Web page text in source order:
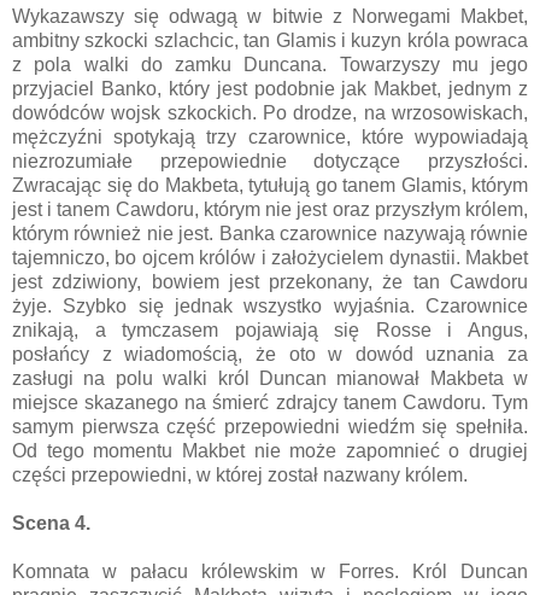
Wykazawszy się odwagą w bitwie z Norwegami Makbet,
ambitny szkocki szlachcic, tan Glamis i kuzyn króla powraca
z pola walki do zamku Duncana. Towarzyszy mu jego
przyjaciel Banko, który jest podobnie jak Makbet, jednym z
dowódców wojsk szkockich. Po drodze, na wrzosowiskach,
mężczyźni spotykają trzy czarownice, które wypowiadają
niezrozumiałe przepowiednie dotyczące przyszłości.
Zwracając się do Makbeta, tytułują go tanem Glamis, którym
jest i tanem Cawdoru, którym nie jest oraz przyszłym królem,
którym również nie jest. Banka czarownice nazywają równie
tajemniczo, bo ojcem królów i założycielem dynastii. Makbet
jest zdziwiony, bowiem jest przekonany, że tan Cawdoru
żyje. Szybko się jednak wszystko wyjaśnia. Czarownice
znikają, a tymczasem pojawiają się Rosse i Angus,
posłańcy z wiadomością, że oto w dowód uznania za
zasługi na polu walki król Duncan mianował Makbeta w
miejsce skazanego na śmierć zdrajcy tanem Cawdoru. Tym
samym pierwsza część przepowiedni wiedźm się spełniła.
Od tego momentu Makbet nie może zapomnieć o drugiej
części przepowiedni, w której został nazwany królem.
Scena 4.
Komnata w pałacu królewskim w Forres. Król Duncan